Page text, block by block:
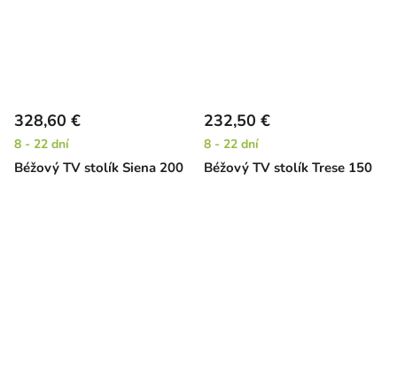
Béžový TV stolík Siena 200
328,60 €
8 - 22 dní
Béžový TV stolík Trese 150
232,50 €
8 - 22 dní